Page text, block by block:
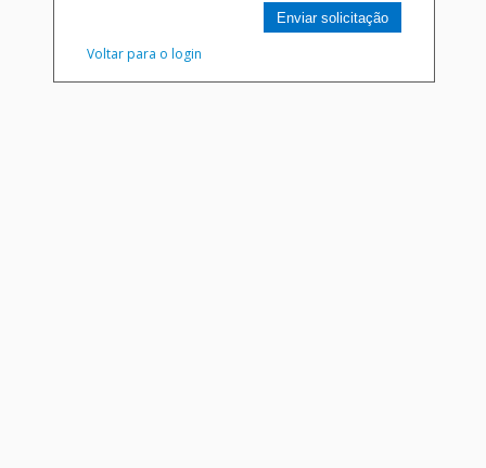
Enviar solicitação
Voltar para o login